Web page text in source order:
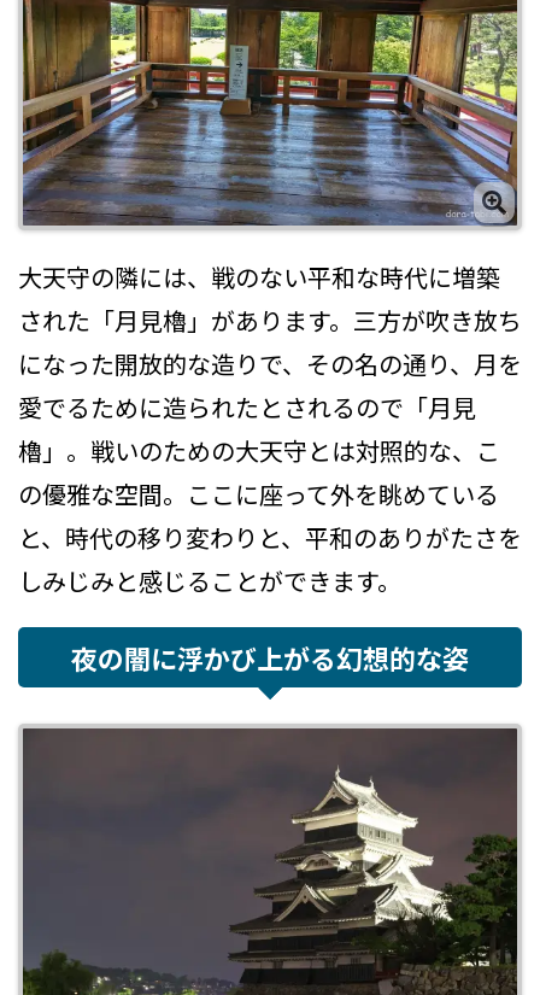
大天守の隣には、戦のない平和な時代に増築
された「月見櫓」があります。三方が吹き放ち
になった開放的な造りで、その名の通り、月を
愛でるために造られたとされるので「月見
櫓」。戦いのための大天守とは対照的な、こ
の優雅な空間。ここに座って外を眺めている
と、時代の移り変わりと、平和のありがたさを
しみじみと感じることができます。
夜の闇に浮かび上がる幻想的な姿